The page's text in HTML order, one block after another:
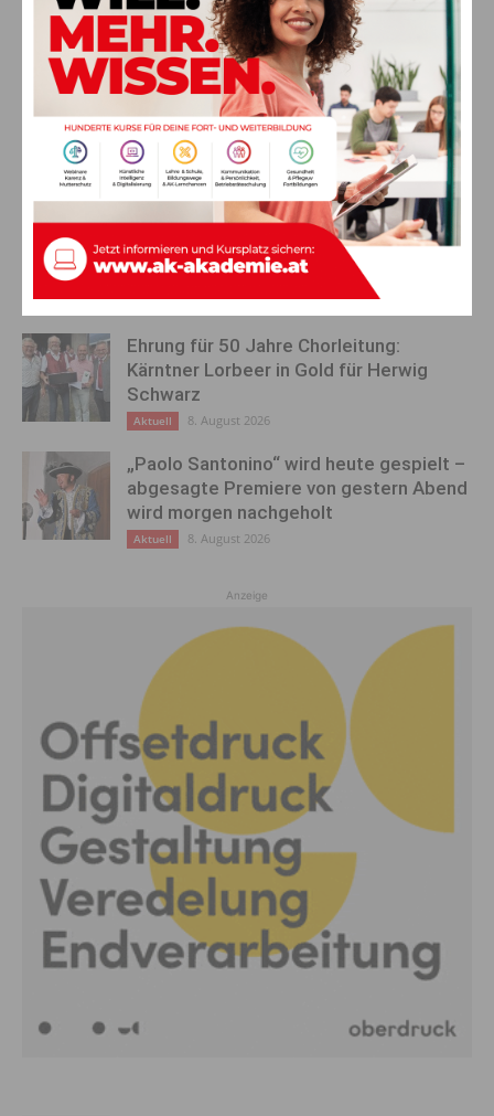
Vorheriger Artikel
Geballte Berg-Vielfalt
Nächster Artikel
Es ist eine Katastrophe
AKTUELLES
Ein langes Leben ging zu Ende: Anna
Stulier im 106. Lebensjahr verstorben
Ehrung für 50 Jahre Chorleitung:
Kärntner Lorbeer in Gold für Herwig
Schwarz
Aktuell 8. August 2026
„Paolo Santonino“ wird heute gespielt –
abgesagte Premiere von gestern Abend
wird morgen nachgeholt
Aktuell 8. August 2026
Anzeige